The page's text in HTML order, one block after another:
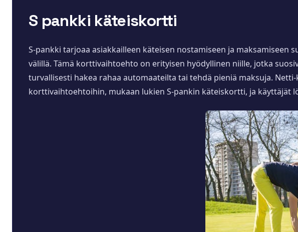
S pankki käteiskortti
S-pankki tarjoaa asiakkailleen käteisen nostamiseen ja
välillä. Tämä korttivaihtoehto on erityisen hyödyllinen niille, jotka
turvallisesti hakea rahaa automaateilta tai tehdä pieniä maksuja.
korttivaihtoehtoihin, mukaan lukien S-pankin käteiskortti, ja käyttäjät